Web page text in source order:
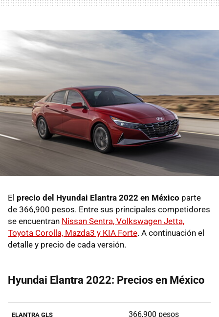
El precio del Hyundai Elantra 2022 en México parte
de 366,900 pesos. Entre sus principales competidores
se encuentran Nissan Sentra, Volkswagen Jetta,
Toyota Corolla, Mazda3 y KIA Forte. A continuación el
detalle y precio de cada versión.
Hyundai Elantra 2022: Precios en México
ELANTRA GLS 366,900 pesos